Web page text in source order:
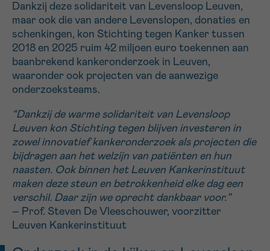
Dankzij deze solidariteit van Levensloop Leuven,
maar ook die van andere Levenslopen, donaties en
schenkingen, kon Stichting tegen Kanker tussen
2018 en 2025 ruim 42 miljoen euro toekennen aan
baanbrekend kankeronderzoek in Leuven,
waaronder ook projecten van de aanwezige
onderzoeksteams.
“Dankzij de warme solidariteit van Levensloop
Leuven kon Stichting tegen blijven investeren in
zowel innovatief kankeronderzoek als projecten die
bijdragen aan het welzijn van patiënten en hun
naasten. Ook binnen het Leuven Kankerinstituut
maken deze steun en betrokkenheid elke dag een
verschil. Daar zijn we oprecht dankbaar voor.”
– Prof. Steven De Vleeschouwer, voorzitter
Leuven Kankerinstituut